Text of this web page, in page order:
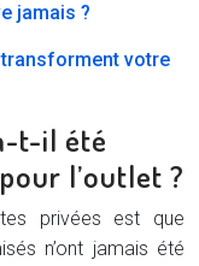
jamais ?
votre
t-il été
l’outlet ?
privées est que
n’ont jamais été